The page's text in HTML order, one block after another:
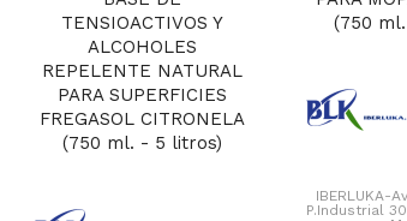
TENSIOACTIVOS Y
ALCOHOLES
REPELENTE NATURAL
PARA SUPERFICIES
FREGASOL CITRONELA
(750 ml. - 5 litros)
(750
IBERLUKA-
P.Industrial